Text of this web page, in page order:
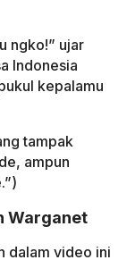
ngko!” ujar
Indonesia
kepalamu
tampak
ampun
Warganet
dalam video ini